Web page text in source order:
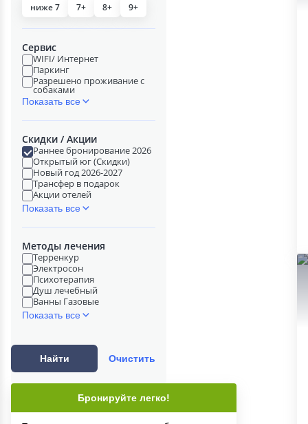
ниже 7 7+ 8+ 9+
Сервис
WIFI/ Интернет
Паркинг
Разрешено проживание с
собаками
Показать все
Скидки / Акции
Раннее бронирование 2026
Открытый юг (Скидки)
Новый год 2026-2027
Трансфер в подарок
Акции отелей
Показать все
Методы лечения
Терренкур
Электросон
Психотерапия
Душ лечебный
Ванны Газовые
Показать все
Найти Очистить
Бронируйте легко!